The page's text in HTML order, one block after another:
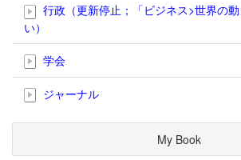
行政（更新停止；「ビジネス>世界の
い）
学会
ジャーナル
My Book